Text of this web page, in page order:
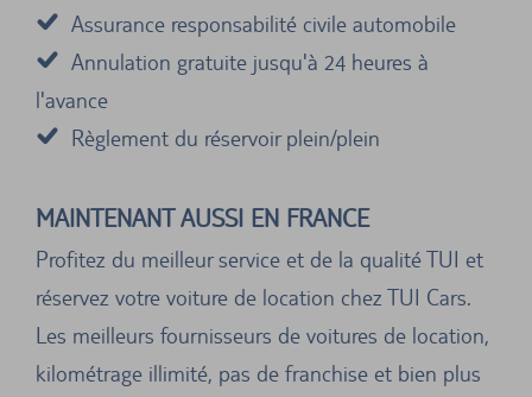
Assurance responsabilité civile automobile
Annulation gratuite jusqu'à 24 heures à
l'avance
Règlement du réservoir plein/plein
MAINTENANT AUSSI EN FRANCE
Profitez du meilleur service et de la qualité TUI et
réservez votre voiture de location chez TUI Cars.
Les meilleurs fournisseurs de voitures de location,
kilométrage illimité, pas de franchise et bien plus